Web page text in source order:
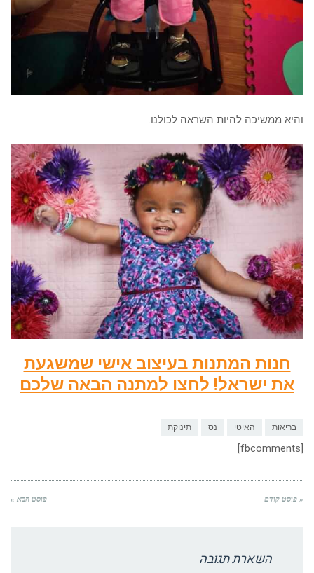
והיא ממשיכה להיות השראה לכולנו.
חנות המתנות בעיצוב אישי שמשגעת
את ישראל! לחצו למתנה הבאה שלכם
בריאות האיטי נס תינוקת
[fbcomments]
« פוסט קודם פוסט הבא »
השארת תגובה